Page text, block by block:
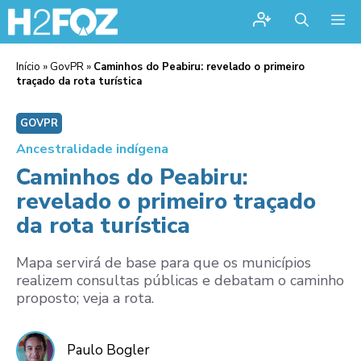
Início » GovPR » Caminhos do Peabiru: revelado o primeiro
traçado da rota turística
GOVPR
Ancestralidade indígena
Caminhos do Peabiru:
revelado o primeiro traçado
da rota turística
Mapa servirá de base para que os municípios
realizem consultas públicas e debatam o caminho
proposto; veja a rota.
Paulo Bogler